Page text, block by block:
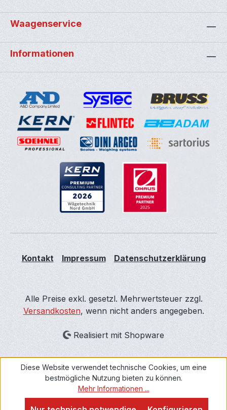
Waagenservice
Informationen
Kontakt Impressum Datenschutzerklärung
Alle Preise exkl. gesetzl. Mehrwertsteuer zzgl.
Versandkosten, wenn nicht anders angegeben.
Realisiert mit Shopware
Diese Website verwendet technische Cookies, um eine
bestmögliche Nutzung bieten zu können.
Mehr Informationen ...